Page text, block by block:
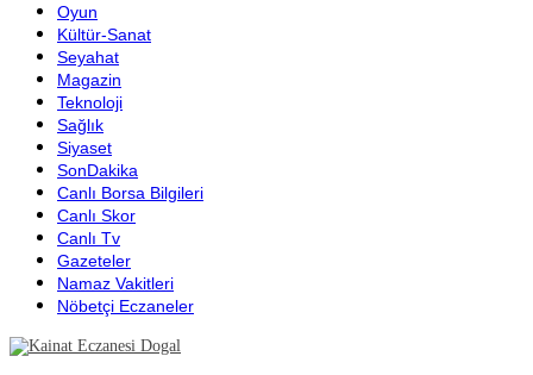
Oyun
Kültür-Sanat
Seyahat
Magazin
Teknoloji
Sağlık
Siyaset
SonDakika
Canlı Borsa Bilgileri
Canlı Skor
Canlı Tv
Gazeteler
Namaz Vakitleri
Nöbetçi Eczaneler